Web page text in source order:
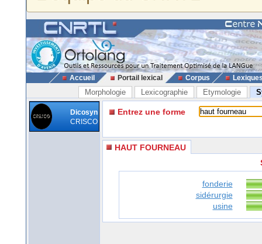
Accueil Portail lexical Corpus
Morphologie Lexicographie Etymologie
Dicosyn
CRISCO
Entrez une forme
HAUT FOURNEAU
fonderie
sidérurgie
usine